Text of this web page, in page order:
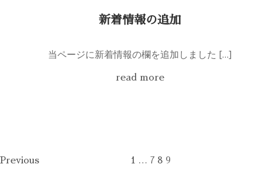
新着情報の追加
当ページに新着情報の欄を追加しました […]
read more
Previous 1 … 7 8 9